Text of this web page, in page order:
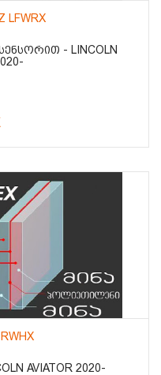
LFWRX
- LINCOLN
AVIATOR 2020-